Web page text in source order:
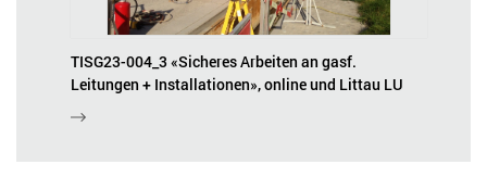
TISG23-004_3 «Sicheres Arbeiten an gasf.
Leitungen + Installationen», online und Littau LU